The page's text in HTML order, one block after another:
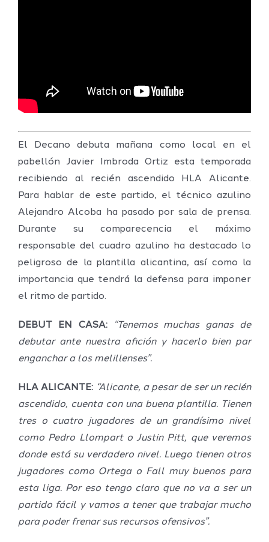
El Decano debuta mañana como local en el
pabellón Javier Imbroda Ortiz esta temporada
recibiendo al recién ascendido HLA Alicante.
Para hablar de este partido, el técnico azulino
Alejandro Alcoba ha pasado por sala de prensa.
Durante su comparecencia el máximo
responsable del cuadro azulino ha destacado lo
peligroso de la plantilla alicantina, así como la
importancia que tendrá la defensa para imponer
el ritmo de partido.
DEBUT EN CASA:
“Tenemos muchas ganas de
debutar ante nuestra afición y hacerlo bien par
enganchar a los melillenses”.
HLA ALICANTE: “Alicante, a pesar de ser un recién
ascendido, cuenta con una buena plantilla. Tienen
tres o cuatro jugadores de un grandísimo nivel
como Pedro Llompart o Justin Pitt, que veremos
donde está su verdadero nivel. Luego tienen otros
jugadores como Ortega o Fall muy buenos para
esta liga. Por eso tengo claro que no va a ser un
partido fácil y vamos a tener que trabajar mucho
para poder frenar sus recursos ofensivos”.